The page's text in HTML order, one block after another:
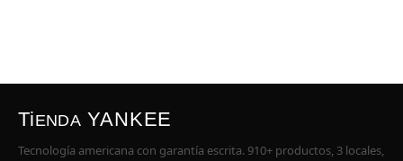
TiENDA YANKEE
Tecnología americana con garantía escrita. 910+ productos, 3 locales,